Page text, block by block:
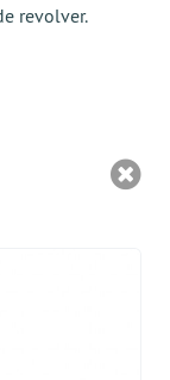
revolver.